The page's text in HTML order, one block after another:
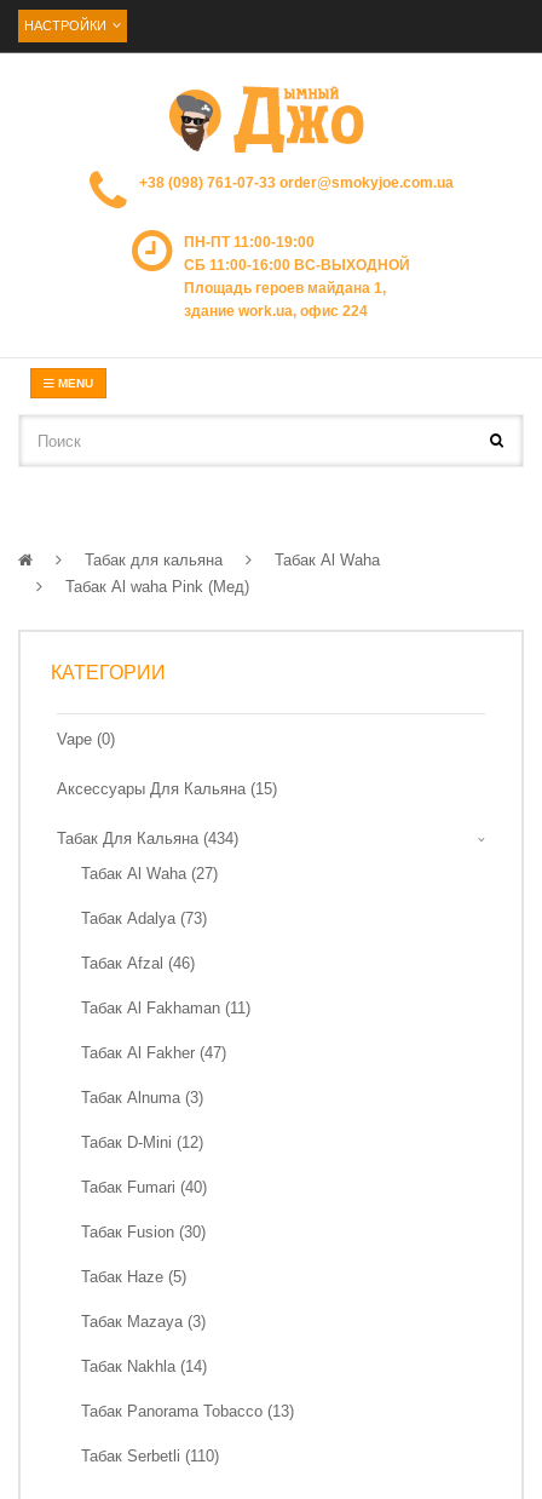
НАСТРОЙКИ
+38 (098) 761-07-33 order@smokyjoe.com.ua
ПН-ПТ 11:00-19:00
СБ 11:00-16:00 ВС-ВЫХОДНОЙ
Площадь героев майдана 1,
здание work.ua, офис 224
MENU
Табак для кальяна
Табак Al Waha
Табак Al waha Pink (Мед)
КАТЕГОРИИ
Vape (0)
Аксессуары Для Кальяна (15)
Табак Для Кальяна (434)
Табак Al Waha (27)
Табак Adalya (73)
Табак Afzal (46)
Табак Al Fakhaman (11)
Табак Al Fakher (47)
Табак Alnuma (3)
Табак D-Mini (12)
Табак Fumari (40)
Табак Fusion (30)
Табак Haze (5)
Табак Mazaya (3)
Табак Nakhla (14)
Табак Panorama Tobacco (13)
Табак Serbetli (110)